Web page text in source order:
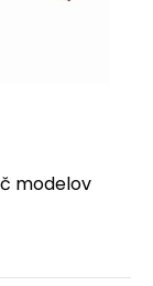
modelov